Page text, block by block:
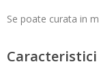
Se poate curata in
Caracteristici